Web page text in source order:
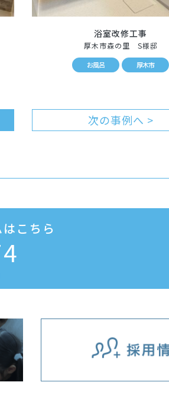
浴室改修工事
厚木市森の里 S様邸
お風呂 厚木市
次の事例へ >
こちら